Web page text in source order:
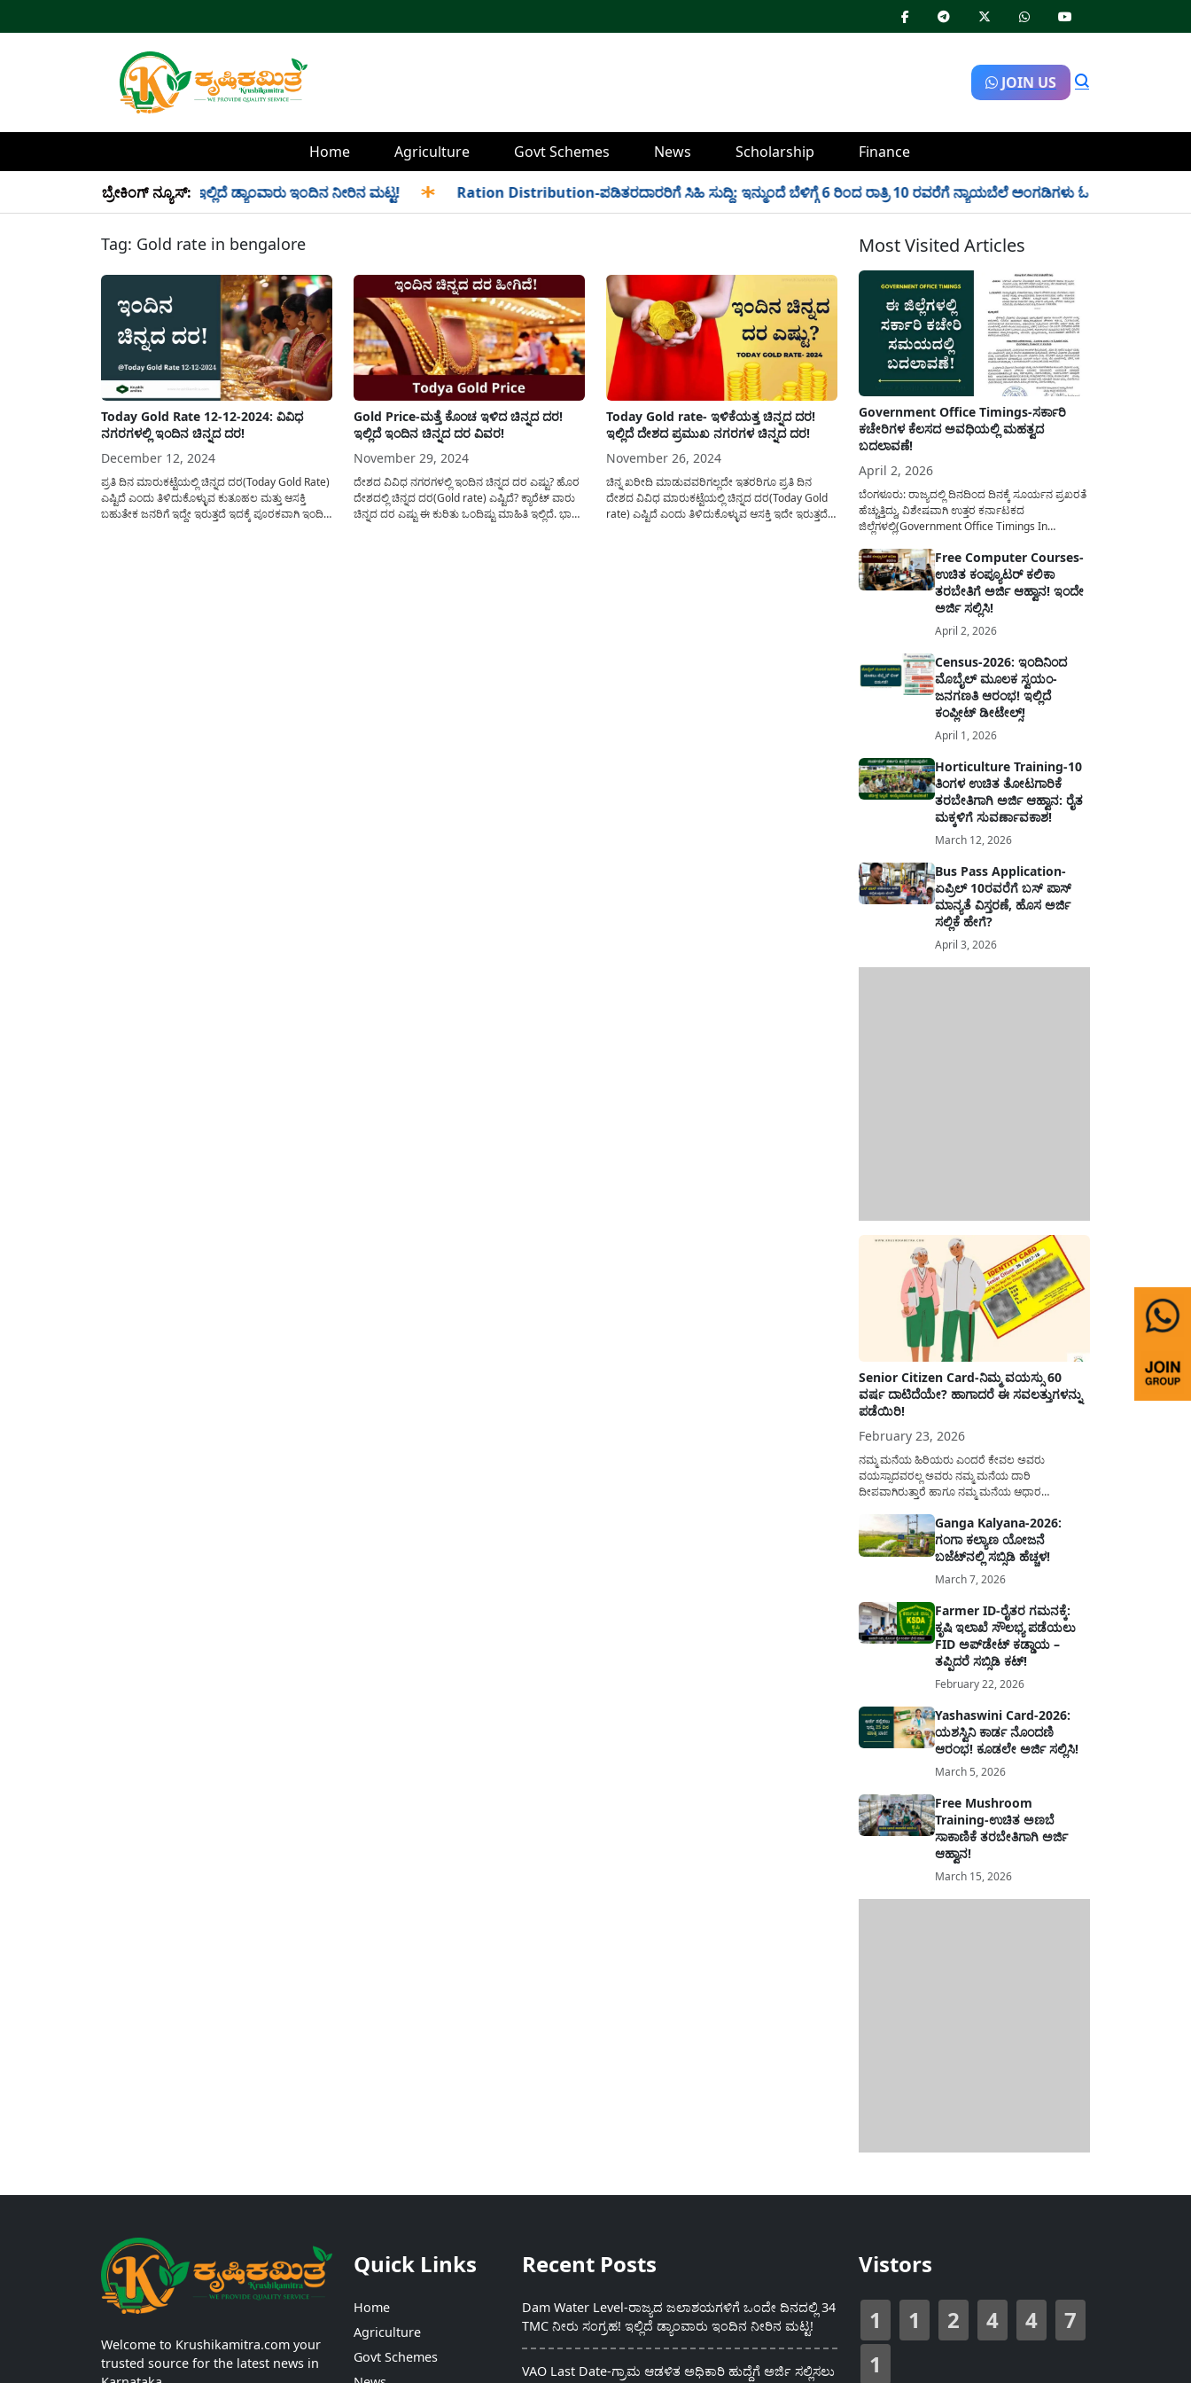
JOIN US
Home Agriculture Govt Schemes News Scholarship Finance
ಬ್ರೇಕಿಂಗ್ ನ್ಯೂಸ್:
34 TMC ನೀರು ಸಂಗ್ರಹ! ಇಲ್ಲಿದೆ ಡ್ಯಾಂವಾರು ಇಂದಿನ ನೀರಿನ ಮಟ್ಟ! ✱ Ration Distribution-ಪಡಿತರದಾರರಿಗೆ ಸಿಹಿ ಸುದ್ದಿ: ಇನ್ಮುಂದೆ ಬೆಳಿಗ್ಗೆ 6 ರಿಂದ ರಾತ್ರಿ 10 ರವರೆಗೆ ನ್ಯಾಯಬೆಲೆ ಅಂಗಡಿಗಳು ಓಪನ್!
Tag: Gold rate in bengalore
Today Gold Rate 12-12-2024: ವಿವಿಧ
ನಗರಗಳಲ್ಲಿ ಇಂದಿನ ಚಿನ್ನದ ದರ!
December 12, 2024
ಪ್ರತಿ ದಿನ ಮಾರುಕಟ್ಟೆಯಲ್ಲಿ ಚಿನ್ನದ ದರ(Today Gold Rate)
ಎಷ್ಟಿದೆ ಎಂದು ತಿಳಿದುಕೊಳ್ಳುವ ಕುತೂಹಲ ಮತ್ತು ಆಸಕ್ತಿ
ಬಹುತೇಕ ಜನರಿಗೆ ಇದ್ದೇ ಇರುತ್ತದೆ ಇದಕ್ಕೆ ಪೂರಕವಾಗಿ ಇಂದಿನ
Gold Price-ಮತ್ತೆ ಕೊಂಚ ಇಳಿದ ಚಿನ್ನದ ದರ!
ಇಲ್ಲಿದೆ ಇಂದಿನ ಚಿನ್ನದ ದರ ವಿವರ!
November 29, 2024
ದೇಶದ ವಿವಿಧ ನಗರಗಳಲ್ಲಿ ಇಂದಿನ ಚಿನ್ನದ ದರ ಎಷ್ಟು? ಹೊರ
ದೇಶದಲ್ಲಿ ಚಿನ್ನದ ದರ(Gold rate) ಎಷ್ಟಿದೆ? ಕ್ಯಾರೆಟ್ ವಾರು
ಚಿನ್ನದ ದರ ಎಷ್ಟು ಈ ಕುರಿತು ಒಂದಿಷ್ಟು ಮಾಹಿತಿ ಇಲ್ಲಿದೆ. ಭಾರತ
Today Gold rate- ಇಳಿಕೆಯತ್ತ ಚಿನ್ನದ ದರ!
ಇಲ್ಲಿದೆ ದೇಶದ ಪ್ರಮುಖ ನಗರಗಳ ಚಿನ್ನದ ದರ!
November 26, 2024
ಚಿನ್ನ ಖರೀದಿ ಮಾಡುವವರಿಗಲ್ಲದೇ ಇತರರಿಗೂ ಪ್ರತಿ ದಿನ
ದೇಶದ ವಿವಿಧ ಮಾರುಕಟ್ಟೆಯಲ್ಲಿ ಚಿನ್ನದ ದರ(Today Gold
rate) ಎಷ್ಟಿದೆ ಎಂದು ತಿಳಿದುಕೊಳ್ಳುವ ಆಸಕ್ತಿ ಇದೇ ಇರುತ್ತದೆ
Most Visited Articles
Government Office Timings-ಸರ್ಕಾರಿ
ಕಚೇರಿಗಳ ಕೆಲಸದ ಅವಧಿಯಲ್ಲಿ ಮಹತ್ವದ
ಬದಲಾವಣೆ!
April 2, 2026
ಬೆಂಗಳೂರು: ರಾಜ್ಯದಲ್ಲಿ ದಿನದಿಂದ ದಿನಕ್ಕೆ ಸೂರ್ಯನ ಪ್ರಖರತೆ
ಹೆಚ್ಚುತ್ತಿದ್ದು, ವಿಶೇಷವಾಗಿ ಉತ್ತರ ಕರ್ನಾಟಕದ
ಜಿಲ್ಲೆಗಳಲ್ಲಿ(Government Office Timings In
ಹಿನ್ನೆಲೆಯಲ್ಲಿ ಸರ್ಕಾರಿ ನೌಕರರ ಹಿತದೃಷ್ಟಿಯಿಂದ ಹಾಗೂ
ಸಾರ್ವಜನಿಕರ ಅನುಕೂಲಕ್ಕಾಗಿ ಕರ್ನಾಟಕ ಸರ್ಕಾರವು
ಮಹತ್ವದ ನಿರ್ಧಾರವೊಂದನ್ನು ಕೈಗೊಂಡಿದೆ. ಕಿತ್ತೂರು ಕರ್ನಾಟಕ
ಮತ್ತು ಕಲ್ಯಾಣ ಕರ್ನಾಟಕದ ಒಟ್ಟು 9 ಜಿಲ್ಲೆಗಳಲ್ಲಿ ಏಪ್ರಿಲ್...
Free Computer Courses-
ಉಚಿತ ಕಂಪ್ಯೂಟರ್ ಕಲಿಕಾ
ತರಬೇತಿಗೆ ಅರ್ಜಿ ಆಹ್ವಾನ! ಇಂದೇ
ಅರ್ಜಿ ಸಲ್ಲಿಸಿ!
April 2, 2026
Census-2026: ಇಂದಿನಿಂದ
ಮೊಬೈಲ್ ಮೂಲಕ ಸ್ವಯಂ-
ಜನಗಣತಿ ಆರಂಭ! ಇಲ್ಲಿದೆ
ಕಂಪ್ಲೀಟ್ ಡೀಟೇಲ್ಸ್!
April 1, 2026
Horticulture Training-10
ತಿಂಗಳ ಉಚಿತ ತೋಟಗಾರಿಕೆ
ತರಬೇತಿಗಾಗಿ ಅರ್ಜಿ ಆಹ್ವಾನ: ರೈತ
ಮಕ್ಕಳಿಗೆ ಸುವರ್ಣಾವಕಾಶ!
March 12, 2026
Bus Pass Application-
ಏಪ್ರಿಲ್ 10ರವರೆಗೆ ಬಸ್ ಪಾಸ್
ಮಾನ್ಯತೆ ವಿಸ್ತರಣೆ, ಹೊಸ ಅರ್ಜಿ
ಸಲ್ಲಿಕೆ ಹೇಗೆ?
April 3, 2026
Senior Citizen Card-ನಿಮ್ಮ ವಯಸ್ಸು 60
ವರ್ಷ ದಾಟಿದೆಯೇ? ಹಾಗಾದರೆ ಈ ಸವಲತ್ತುಗಳನ್ನು
ಪಡೆಯಿರಿ!
February 23, 2026
ನಮ್ಮ ಮನೆಯ ಹಿರಿಯರು ಎಂದರೆ ಕೇವಲ ಅವರು
ವಯಸ್ಸಾದವರಲ್ಲ ಅವರು ನಮ್ಮ ಮನೆಯ ದಾರಿ
ದೀಪವಾಗಿರುತ್ತಾರೆ ಹಾಗೂ ನಮ್ಮ ಮನೆಯ ಆಧಾರ
ಸಮಾಜಕ್ಕಾಗಿ ದುಡಿತಿರುತ್ತಾರೆ ಹಾಗೆಯೇ ಅವರು ತಮ್ಮ 60
ವರ್ಷಗಳ ನಂತರದ ಜೀವನವನ್ನು ನೆಮ್ಮದಿಯಿಂದ
ಕಳೆಯಬೇಕೆಂಬುದು ಪ್ರತಿಯೊಬ್ಬರ ಕನಸಾಗಿರುತ್ತದೆ ಆದ್ದರಿಂದ
ಸರ್ಕಾರವು ಹಿರಿಯ ನಾಗರಿಕರ ಗುರುತಿನ ಚೀಟಿ...
Ganga Kalyana-2026:
ಗಂಗಾ ಕಲ್ಯಾಣ ಯೋಜನೆ
ಬಜೆಟ್‌ನಲ್ಲಿ ಸಬ್ಸಿಡಿ ಹೆಚ್ಚಳ!
March 7, 2026
Farmer ID-ರೈತರ ಗಮನಕ್ಕೆ:
ಕೃಷಿ ಇಲಾಖೆ ಸೌಲಭ್ಯ ಪಡೆಯಲು
FID ಅಪ್‌ಡೇಟ್ ಕಡ್ಡಾಯ –
ತಪ್ಪಿದರೆ ಸಬ್ಸಿಡಿ ಕಟ್!
February 22, 2026
Yashaswini Card-2026:
ಯಶಸ್ವಿನಿ ಕಾರ್ಡ ನೊಂದಣಿ
ಆರಂಭ! ಕೂಡಲೇ ಅರ್ಜಿ ಸಲ್ಲಿಸಿ!
March 5, 2026
Free Mushroom
Training-ಉಚಿತ ಅಣಬೆ
ಸಾಕಾಣಿಕೆ ತರಬೇತಿಗಾಗಿ ಅರ್ಜಿ
ಆಹ್ವಾನ!
March 15, 2026
Welcome to Krushikamitra.com your
trusted source for the latest news in
Quick Links
Home
Agriculture
Govt Schemes
Recent Posts
Dam Water Level-ರಾಜ್ಯದ ಜಲಾಶಯಗಳಿಗೆ ಒಂದೇ ದಿನದಲ್ಲಿ 34
TMC ನೀರು ಸಂಗ್ರಹ! ಇಲ್ಲಿದೆ ಡ್ಯಾಂವಾರು ಇಂದಿನ ನೀರಿನ ಮಟ್ಟ!
VAO Last Date-ಗ್ರಾಮ ಆಡಳಿತ ಅಧಿಕಾರಿ ಹುದ್ದೆಗೆ ಅರ್ಜಿ ಸಲ್ಲಿಸಲು
Vistors
1
1 2 4 4
7
1